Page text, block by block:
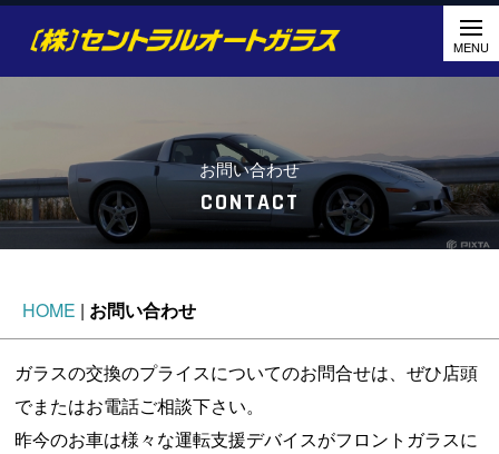
お問い合わせ
CONTACT
HOME | お問い合わせ
ガラスの交換のプライスについてのお問合せは、ぜひ店頭
でまたはお電話ご相談下さい。
昨今のお車は様々な運転支援デバイスがフロントガラスに